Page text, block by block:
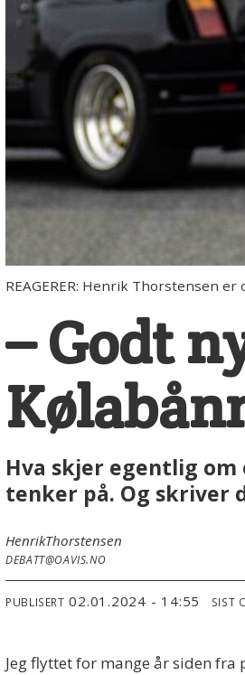
REAGERER: Henrik Thorstensen
– Godt
Hva skjer egentlig
tenker på. Og skriver
HenrikThorstensen
DEBATT@OAVIS.NO
PUBLISERT 02.01.2024 - 14:55 SIST
Jeg flyttet for mange år siden fra